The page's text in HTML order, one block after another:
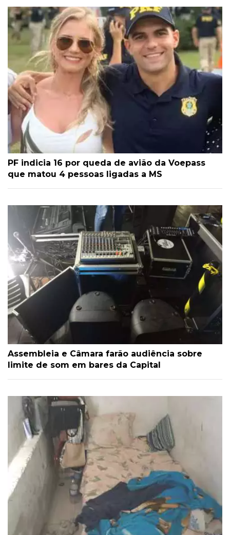
PF indicia 16 por queda de avião da Voepass
que matou 4 pessoas ligadas a MS
Assembleia e Câmara farão audiência sobre
limite de som em bares da Capital